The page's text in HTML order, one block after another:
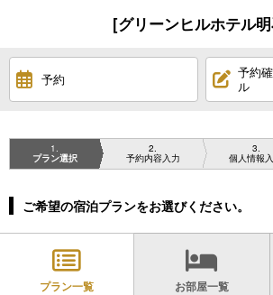
[グリーンヒルホテル
予約
予約
ル
1
プラン選択
2
予約内容入力
3
個人情報
ご希望の宿泊プランをお選びください。
プラン一覧 お部屋一覧